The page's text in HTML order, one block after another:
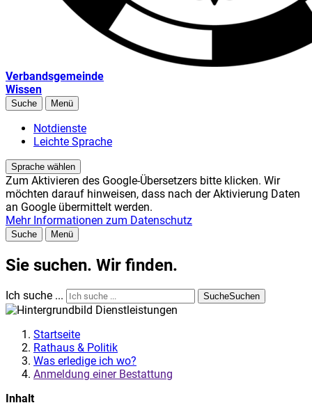
Verbandsgemeinde
Wissen
Suche Menü
Notdienste
Leichte Sprache
Sprache wählen
Zum Aktivieren des Google-Übersetzers bitte klicken. Wir
möchten darauf hinweisen, dass nach der Aktivierung Daten
an Google übermittelt werden.
Mehr Informationen zum Datenschutz
Suche Menü
Sie suchen. Wir finden.
Ich suche ... SucheSuchen
Startseite
Rathaus & Politik
Was erledige ich wo?
Anmeldung einer Bestattung
Inhalt